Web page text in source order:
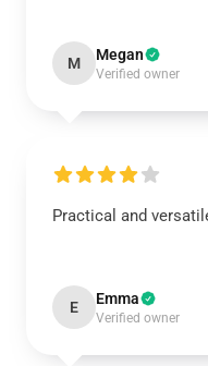
M Megan
Verified owner
Practical and
E Emma
Verified owner